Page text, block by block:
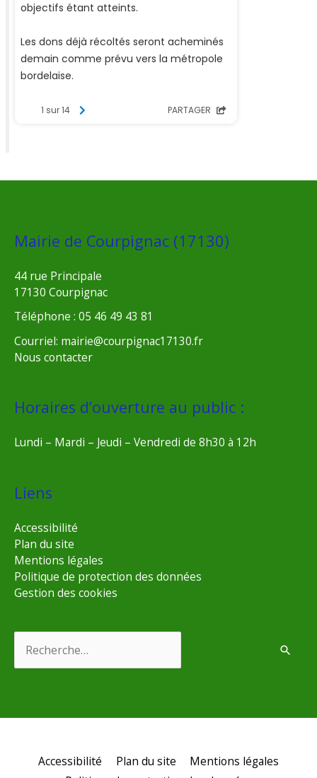
Mairie de Courpignac (17130)
44 rue Principale
17130 Courpignac
Téléphone : 05 46 49 43 81
Courriel: mairie@courpignac17130.fr
Nous contacter
Horaires d’ouverture au public :
Lundi – Mardi – Jeudi – Vendredi de 8h30 à 12h
Liens
Accessibilité
Plan du site
Mentions légales
Politique de protection des données
Gestion des cookies
Accessibilité Plan du site
Mentions légales